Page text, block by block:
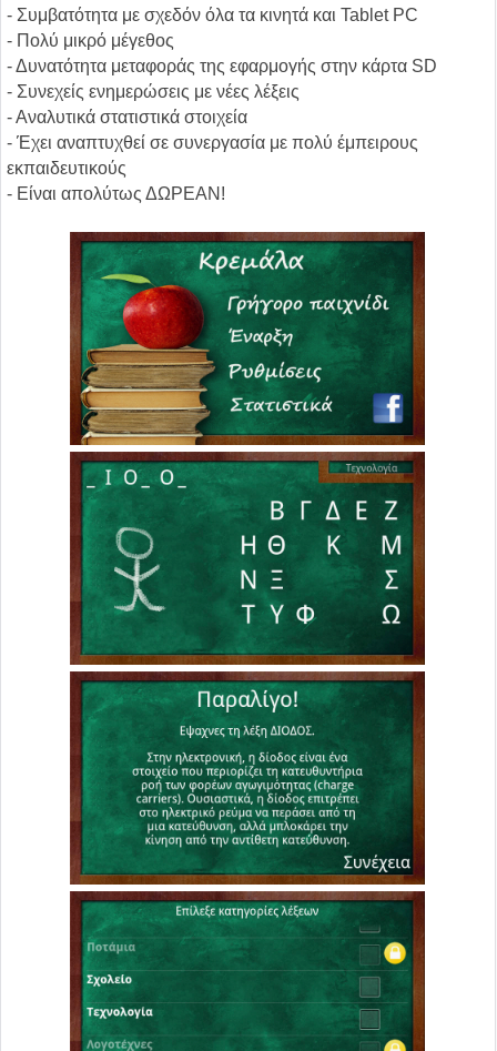
- Συμβατότητα με σχεδόν όλα τα κινητά και Tablet PC
- Πολύ μικρό μέγεθος
- Δυνατότητα μεταφοράς της εφαρμογής στην κάρτα SD
- Συνεχείς ενημερώσεις με νέες λέξεις
- Αναλυτικά στατιστικά στοιχεία
- Έχει αναπτυχθεί σε συνεργασία με πολύ έμπειρους
εκπαιδευτικούς
- Είναι απολύτως ΔΩΡΕΑΝ!